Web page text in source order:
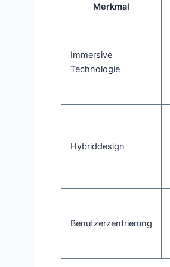
Merkmal
Immersive
Technologie
Hybriddesign
Benutzerzentrierung